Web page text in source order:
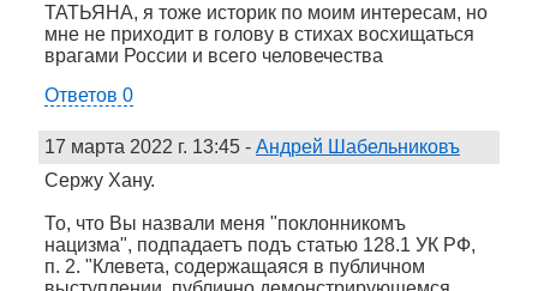
ТАТЬЯНА, я тоже историк по моим интересам, но
мне не приходит в голову в стихах восхищаться
врагами России и всего человечества
Ответов 0
17 марта 2022 г. 13:45 - Андрей Шабельниковъ
Сержу Хану.
То, что Вы назвали меня "поклонникомъ
нацизма", подпадаетъ подъ статью 128.1 УК РФ,
п. 2. "Клевета, содержащаяся в публичном